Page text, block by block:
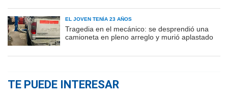
EL JOVEN TENÍA 23 AÑOS
Tragedia en el mecánico: se desprendió una
camioneta en pleno arreglo y murió aplastado
TE PUEDE INTERESAR